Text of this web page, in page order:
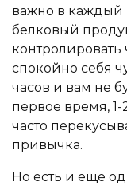
важно в каждый
белковый
контролировать
спокойно себя
часов и вам не
первое время,
часто
привычка.
Но есть и еще